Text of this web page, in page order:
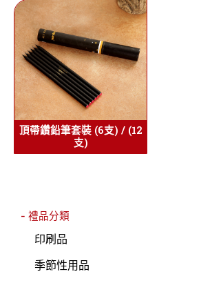
- 禮品分類
印刷品
季節性用品
頂帶鑽鉛筆套裝 (6支) / (12
支)